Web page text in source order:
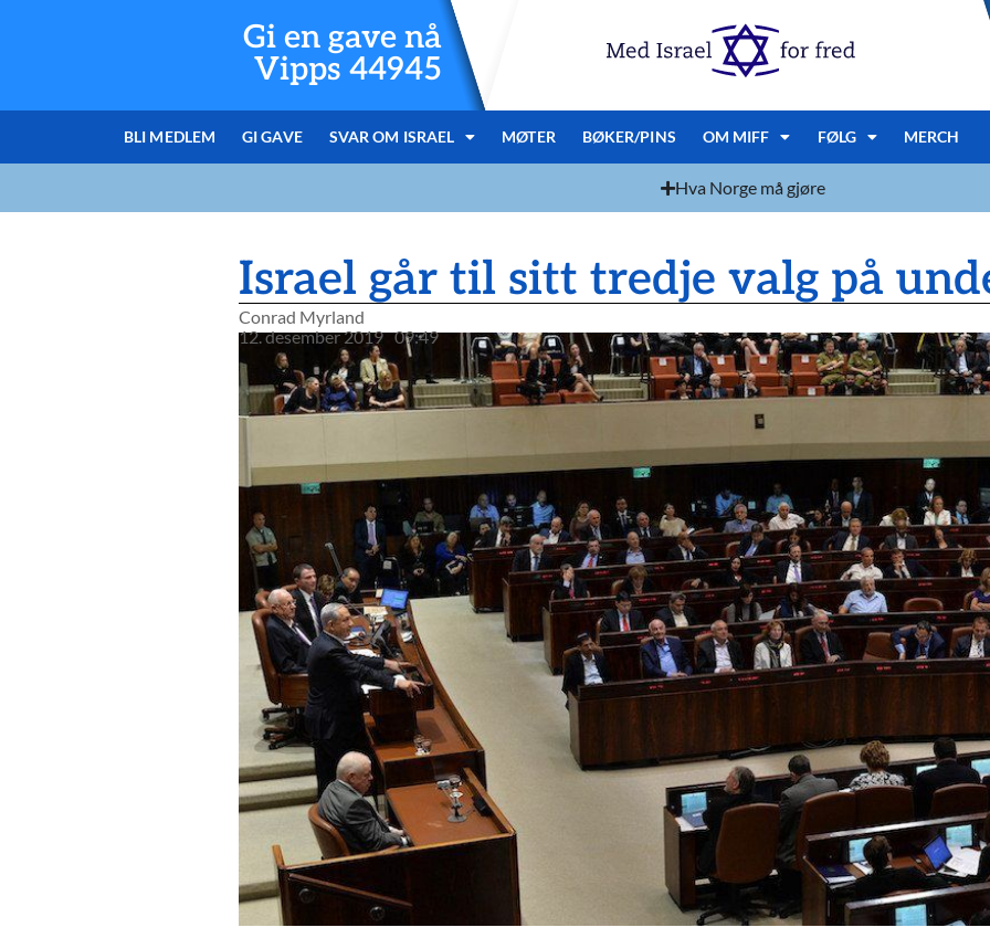
Gi en gave nå
Vipps 44945
BLI MEDLEM GI GAVE SVAR OM ISRAEL MØTER BØKER/PINS OM MIFF FØLG MERCH
Hva Norge må gjøre
Israel går til sitt tredje valg på
Conrad Myrland
12. desember 2019 09:49